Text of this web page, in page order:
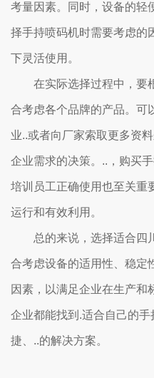
考量因素。同时，设备的轻
择手持喷码机时需要考虑的
下灵活使用。
在实际选择过程中，要
合考虑各个品牌的产品。可
业..或者向厂家索取更多资
企业需求的决策。..，购买
培训员工正确使用也至关重
运行和有效利用。
总的来说，选择适合四
合考虑设备的适用性、稳定
因素，以满足企业在生产和
企业都能找到.适合自己的
捷、..的解决方案。